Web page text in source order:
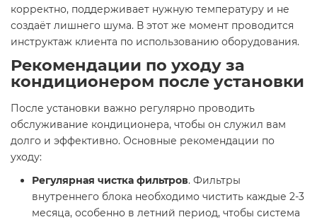
корректно, поддерживает нужную температуру и не
создаёт лишнего шума. В этот же момент проводится
инструктаж клиента по использованию оборудования.
Рекомендации по уходу за
кондиционером после установки
После установки важно регулярно проводить
обслуживание кондиционера, чтобы он служил вам
долго и эффективно. Основные рекомендации по
уходу:
Регулярная чистка фильтров. Фильтры
внутреннего блока необходимо чистить каждые 2-3
месяца, особенно в летний период, чтобы система